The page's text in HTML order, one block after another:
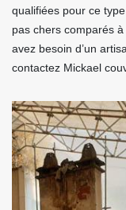
qualifiées pour ce
pas chers comparés
avez besoin d’un
contactez Mickael